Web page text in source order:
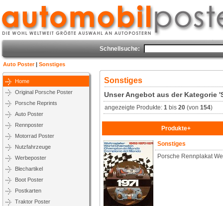
Schnellsuche:
Auto Poster| Sonstiges
Home
Original Porsche Poster
Porsche Reprints
Auto Poster
Rennposter
Motorrad Poster
Nutzfahrzeuge
Werbeposter
Blechartikel
Boot Poster
Postkarten
Traktor Poster
Sonstiges
Unser Angebot aus der Kategorie
angezeigte Produkte:1 bis20 (von154)
Produkte+
Sonstiges
Porsche Rennplakat